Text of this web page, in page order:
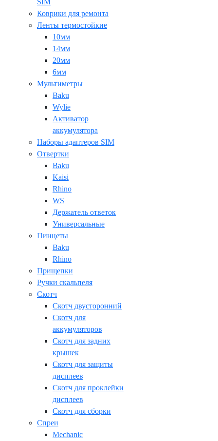
SIM
Коврики для ремонта
Ленты термостойкие
10мм
14мм
20мм
6мм
Мультиметры
Baku
Wylie
Активатор
аккумулятора
Наборы адаптеров SIM
Отвертки
Baku
Kaisi
Rhino
WS
Держатель ответок
Универсальные
Пинцеты
Baku
Rhino
Прищепки
Ручки скальпеля
Скотч
Скотч двусторонний
Скотч для
аккумуляторов
Скотч для задних
крышек
Скотч для защиты
дисплеев
Скотч для проклейки
дисплеев
Скотч для сборки
Спреи
Mechanic